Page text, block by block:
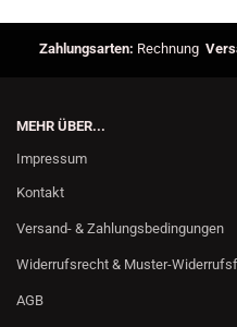
Zahlungsarten: Rechnung
MEHR ÜBER...
Impressum
Kontakt
Versand- & Zahlungsbedingungen
Widerrufsrecht & Muster-
AGB